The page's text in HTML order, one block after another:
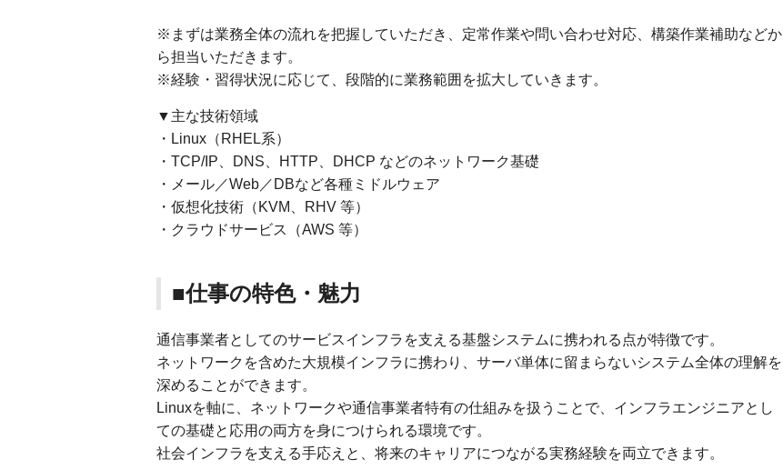
※まずは業務全体の流れを把握していただき、定常作業や問い合わせ対応、構築作業補助などか
ら担当いただきます。
※経験・習得状況に応じて、段階的に業務範囲を拡大していきます。
▼主な技術領域
・Linux（RHEL系）
・TCP/IP、DNS、HTTP、DHCP などのネットワーク基礎
・メール／Web／DBなど各種ミドルウェア
・仮想化技術（KVM、RHV 等）
・クラウドサービス（AWS 等）
■仕事の特色・魅力
通信事業者としてのサービスインフラを支える基盤システムに携われる点が特徴です。
ネットワークを含めた大規模インフラに携わり、サーバ単体に留まらないシステム全体の理解を
深めることができます。
Linuxを軸に、ネットワークや通信事業者特有の仕組みを扱うことで、インフラエンジニアとし
ての基礎と応用の両方を身につけられる環境です。
社会インフラを支える手応えと、将来のキャリアにつながる実務経験を両立できます。